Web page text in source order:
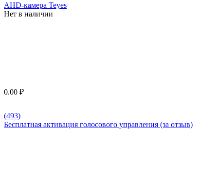
AHD-камера Teyes
Нет в наличии
0.00 ₽
(493)
Бесплатная активация голосового управления (за отзыв)